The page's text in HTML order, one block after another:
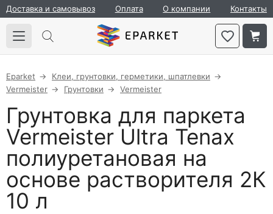
Доставка и самовывоз Оплата О компании Контакты
Eparket
Клеи, грунтовки, герметики, шпатлевки
Vermeister
Грунтовки Vermeister
Грунтовка для паркета
Vermeister Ultra Tenax
полиуретановая на
основе растворителя 2К
10 л